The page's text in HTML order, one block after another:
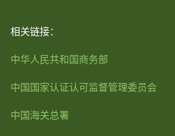
相关链接：
中华人民共和国商务部
中国国家认证认可监督管理委员会
中国海关总署